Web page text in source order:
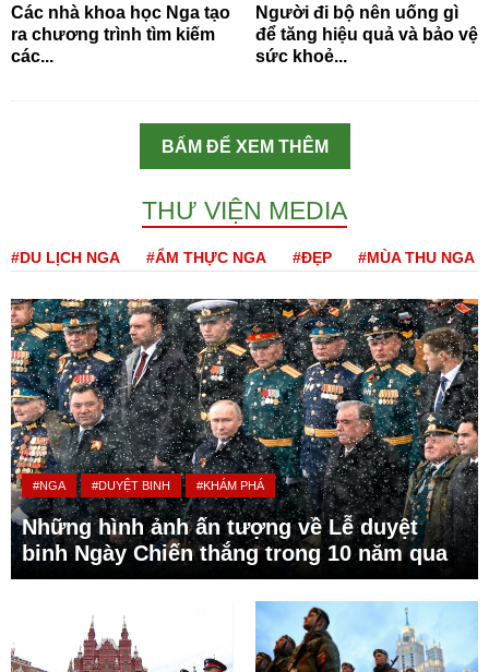
Các nhà khoa học Nga tạo
ra chương trình tìm kiếm
các...
Người đi bộ nên uống gì
để tăng hiệu quả và bảo vệ
sức khoẻ...
BẤM ĐỂ XEM THÊM
THƯ VIỆN MEDIA
#DU LỊCH NGA #ẨM THỰC NGA #ĐẸP #MÙA THU NGA
#NGA #DUYỆT BINH #KHÁM PHÁ
Những hình ảnh ấn tượng về Lễ duyệt
binh Ngày Chiến thắng trong 10 năm qua